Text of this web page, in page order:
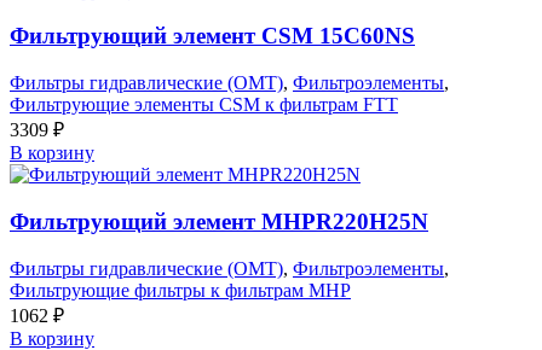
Фильтрующий элемент CSM 15C60NS
Фильтры гидравлические (OMT), Фильтроэлементы,
Фильтрующие элементы CSM к фильтрам FTT
3309 ₽
В корзину
Фильтрующий элемент MHPR220H25N
Фильтры гидравлические (OMT), Фильтроэлементы,
Фильтрующие фильтры к фильтрам MHP
1062 ₽
В корзину